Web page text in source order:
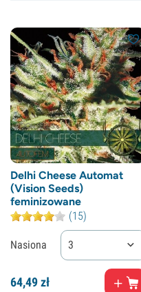
Delhi Cheese Automat
(Vision Seeds)
feminizowane
(15)
Nasiona 3
64,49zł